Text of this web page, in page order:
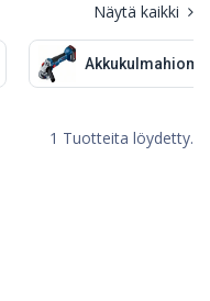
Näytä kaikki
1 Tuotteita löydetty.